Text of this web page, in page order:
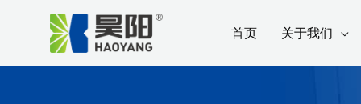
首页 关于我们
navigation